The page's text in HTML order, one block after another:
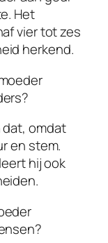
Het
vier tot zes
herkend.
dat, omdat
en stem.
hij ook